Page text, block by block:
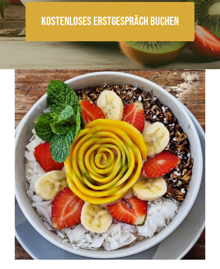
Kostenloses Erstgespräch buchen